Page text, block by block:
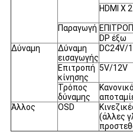
HDMI Χ 2
Παραγωγή
DP έξω
Δύναμη
Δύναμη
εισαγωγής
DC24V/
Επιτροπή
κίνησης
5V/12V
Τρόπος
δύναμης
Άλλος
OSD
(άλλες